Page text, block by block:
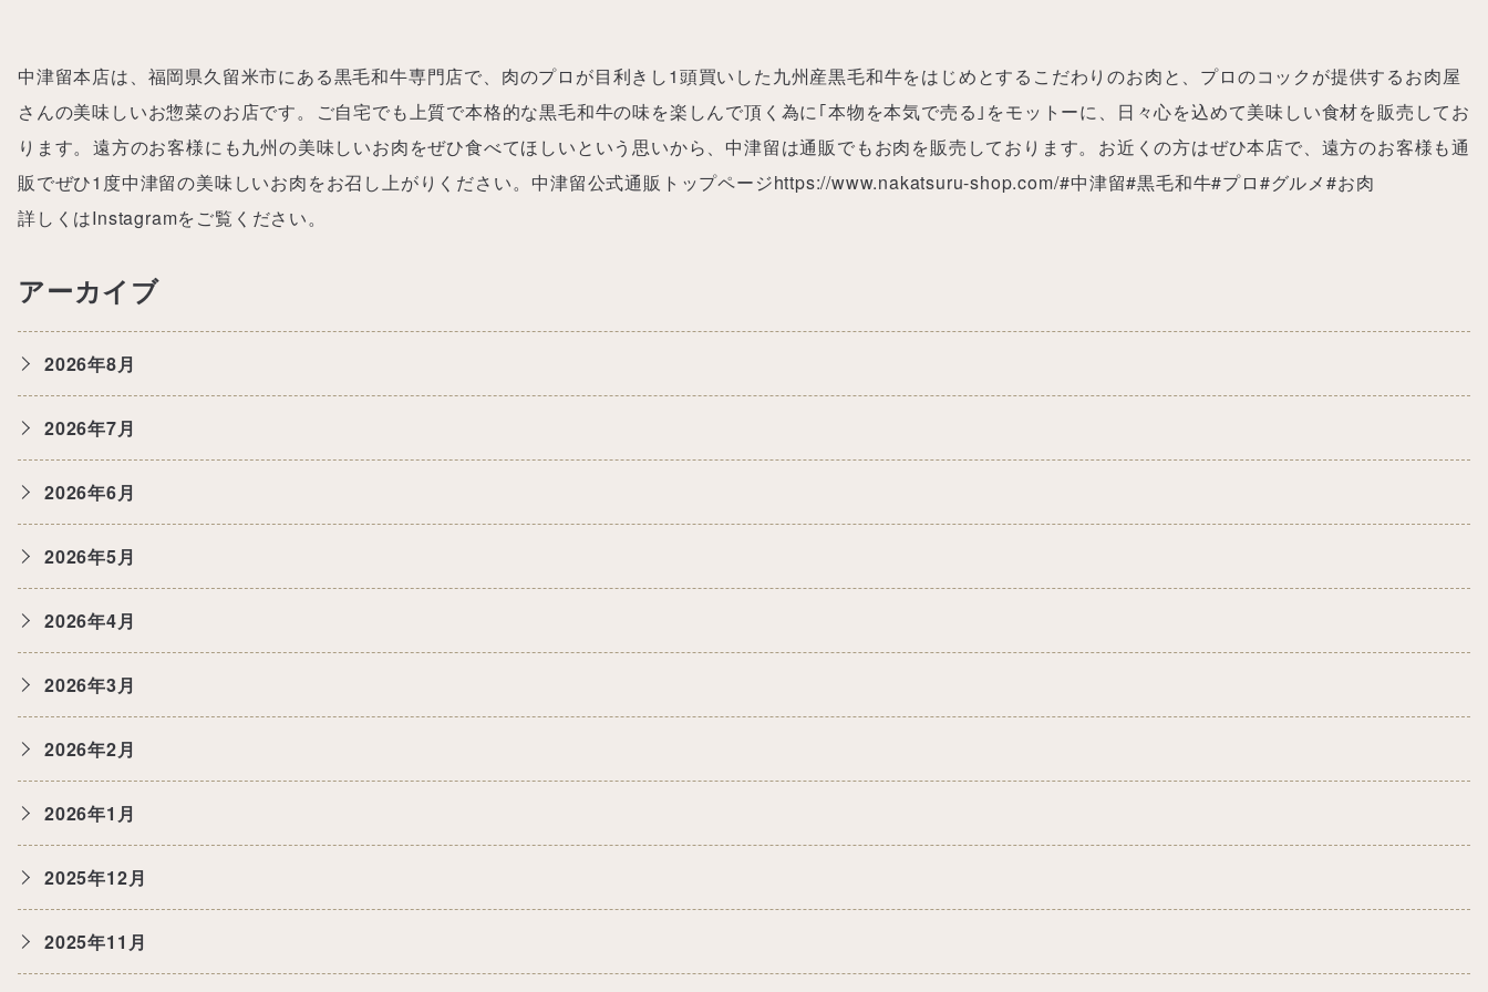
中津留本店は、福岡県久留米市にある黒毛和牛専門店で、肉のプロが目利きし1頭買いした九州産黒毛和牛をはじめとするこだわりのお肉と、プロのコックが提供するお肉屋
さんの美味しいお惣菜のお店です。⁡ご自宅でも上質で本格的な黒毛和牛の味を楽しんで頂く為に｢本物を本気で売る｣をモットーに、日々心を込めて美味しい食材を販売してお
ります。⁡遠方のお客様にも九州の美味しいお肉をぜひ食べてほしいという思いから、中津留は通販でもお肉を販売しております。⁡お近くの方はぜひ本店で、遠方のお客様も通
販でぜひ1度中津留の美味しいお肉をお召し上がりください。⁡中津留公式通販トップページhttps://www.nakatsuru-shop.com/⁡#中津留#黒毛和牛#プロ#グルメ#お肉
詳しくはInstagramをご覧ください。
アーカイブ
2026年8月
2026年7月
2026年6月
2026年5月
2026年4月
2026年3月
2026年2月
2026年1月
2025年12月
2025年11月